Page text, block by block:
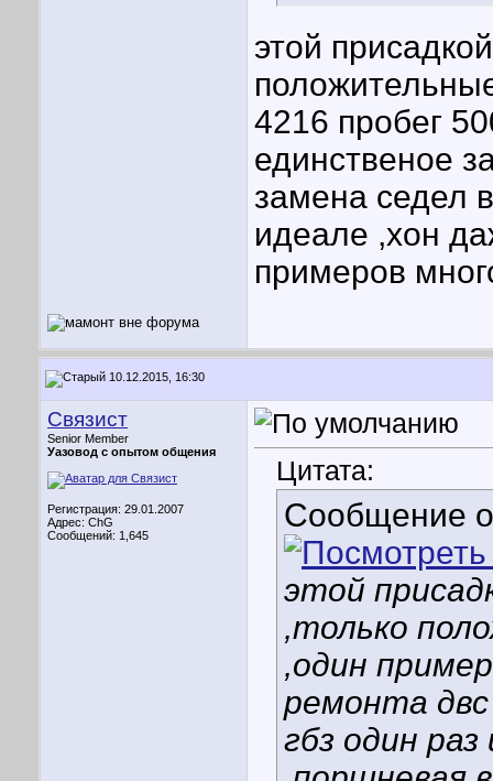
этой
4216 пробег
единственое
замена седел
идеале ,хон
примеров
10.12.2015, 16:30
Связист
Senior Member
Уазовод с опытом общения
Регистрация: 29.01.2007
Адрес: ChG
Сообщений: 1,645
Цитата:
Сообщение
этой
,только
,один
ремонта двс
гбз один